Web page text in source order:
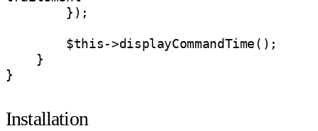
}
Installation